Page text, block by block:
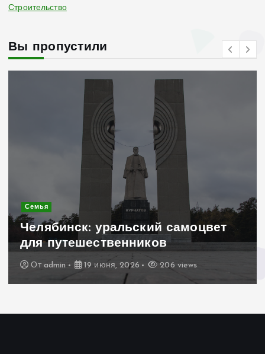
Строительство
Вы пропустили
Современное строительство
Керамогранит «под дерево»:
стильное и практичное решение
для дачного домика
От admin 19 июня, 2026 197 views